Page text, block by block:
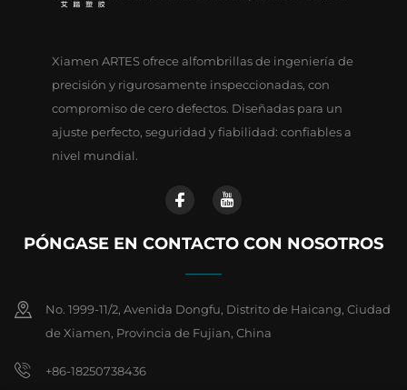
Xiamen ARTES ofrece alfombrillas de ingeniería de
precisión y rigurosamente inspeccionadas, con
compromiso de cero defectos. Diseñadas para un
ajuste perfecto, seguridad y fiabilidad: confiables a
nivel mundial.
PÓNGASE EN CONTACTO CON NOSOTROS
No. 1999-11/2, Avenida Dongfu, Distrito de Haicang, Ciudad
de Xiamen, Provincia de Fujian, China
+86-18250738436